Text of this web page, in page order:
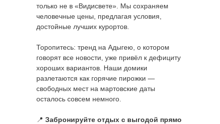
только не в «Видисвете». Мы сохраняем
человечные цены, предлагая условия,
достойные лучших курортов.
Торопитесь: тренд на Адыгею, о котором
говорят все новости, уже привёл к дефициту
хороших вариантов. Наши домики
разлетаются как горячие пирожки —
свободных мест на мартовские даты
осталось совсем немного.
📍 Забронируйте отдых с выгодой прямо